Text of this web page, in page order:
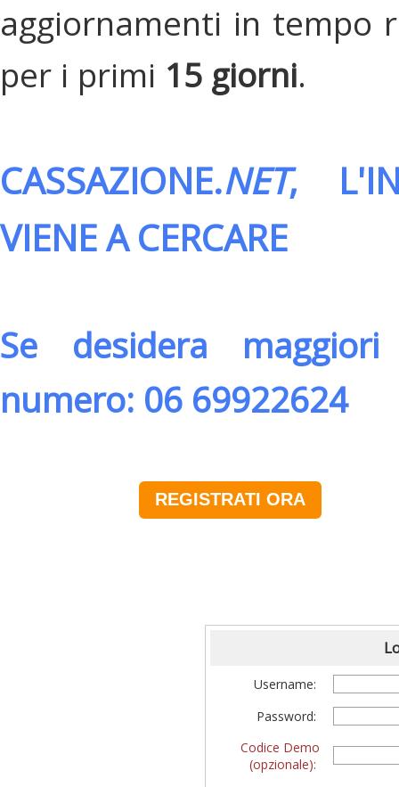
aggiornamenti in tempo
per i primi 15 giorni.
CASSAZIONE.NET,
VIENE A CERCARE
Se desidera
numero: 06 69922624
REGISTRATI ORA
Username:
Password:
Codice Demo
(opzionale):